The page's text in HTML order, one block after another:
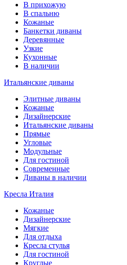
В прихожую
В спальню
Кожаные
Банкетки диваны
Деревянные
Узкие
Кухонные
В наличии
Итальянские диваны
Элитные диваны
Кожаные
Дизайнерские
Итальянские диваны
Прямые
Угловые
Модульные
Для гостиной
Современные
Диваны в наличии
Кресла Италия
Кожаные
Дизайнерские
Мягкие
Для отдыха
Кресла стулья
Для гостиной
Круглые